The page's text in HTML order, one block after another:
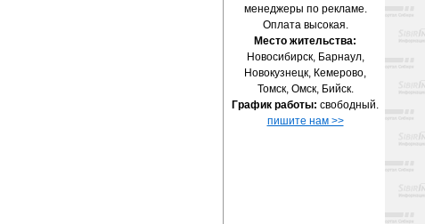
менеджеры по рекламе.
Оплата высокая.
Место жительства:
Новосибирск, Барнаул,
Новокузнецк, Кемерово,
Томск, Омск, Бийск.
График работы: свободный.
пишите нам >>